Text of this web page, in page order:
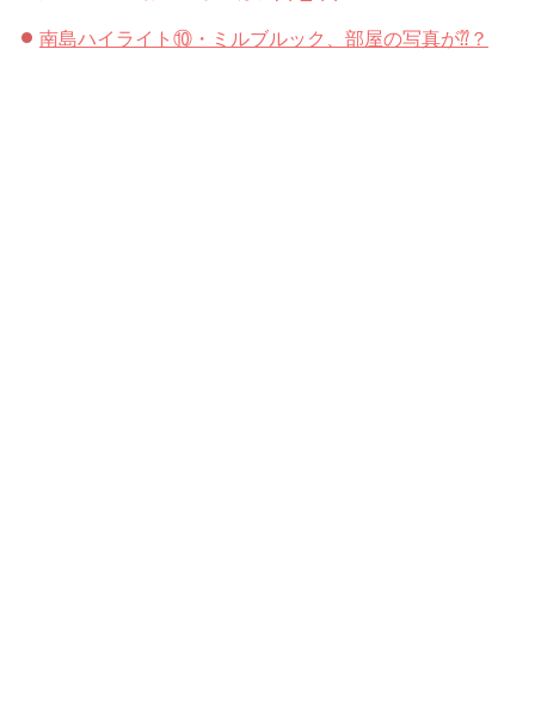
南島ハイライト⑩・ミルブルック、部屋の写真が⁇？